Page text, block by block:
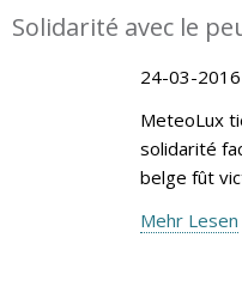
Solidarité avec le
24-03-2016
MeteoLux
solidarité
belge fût
Mehr Lesen